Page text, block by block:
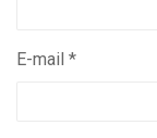
E-mail *